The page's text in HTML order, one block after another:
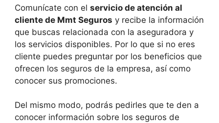
Comunícate con el servicio de atención al
cliente de Mmt Seguros y recibe la información
que buscas relacionada con la aseguradora y
los servicios disponibles. Por lo que si no eres
cliente puedes preguntar por los beneficios que
ofrecen los seguros de la empresa, así como
conocer sus promociones.
Del mismo modo, podrás pedirles que te den a
conocer información sobre los seguros de